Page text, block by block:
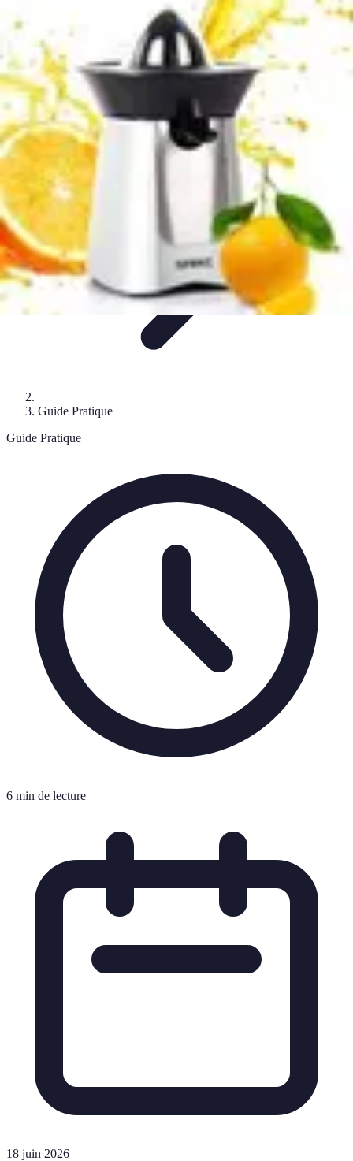
Printemps
Alimentation saineArticles MensuelsChoix et
Conservation
Fruits de Saison
Guide Pratique
Guide Pratique
6 min de lecture
18 juin 2026